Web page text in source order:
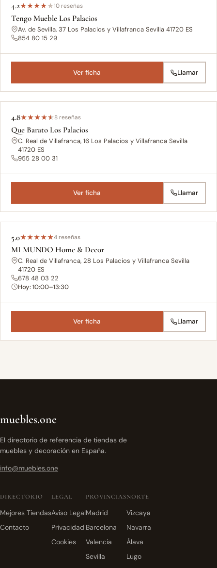
4.2★★★★★10 reseñas
Tengo Mueble Los Palacios
Av. de Sevilla, 37 Los Palacios y Villafranca Sevilla 41720 ES
854 80 15 29
Ver ficha Llamar
4.8★★★★★8 reseñas
Que Barato Los Palacios
C. Real de Villafranca, 16 Los Palacios y Villafranca Sevilla
41720 ES
955 28 00 31
Ver ficha Llamar
5.0★★★★★4 reseñas
MI MUNDO Home & Decor
C. Real de Villafranca, 28 Los Palacios y Villafranca Sevilla
41720 ES
678 48 03 22
Hoy: 10:00–13:30
Ver ficha Llamar
muebles.one
El directorio de referencia de tiendas de
muebles y decoración en España.
info@muebles.one
DIRECTORIO
Mejores Tiendas
Contacto
LEGAL
Aviso Legal
Privacidad
Cookies
PROVINCIAS
Madrid
Barcelona
Valencia
Sevilla
NORTE
Vizcaya
Navarra
Álava
Lugo